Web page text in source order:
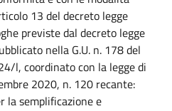
13 del decreto legge
previste dal decreto legge
nella G.U. n. 178 del
l, coordinato con la legge di
2020, n. 120 recante:
la semplificazione e